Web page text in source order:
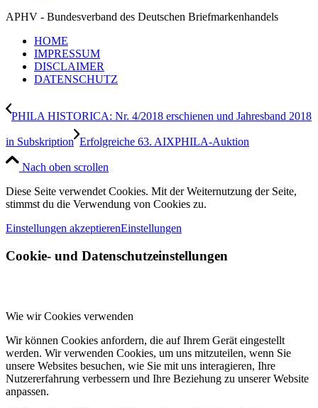
APHV - Bundesverband des Deutschen Briefmarkenhandels
HOME
IMPRESSUM
DISCLAIMER
DATENSCHUTZ
PHILA HISTORICA: Nr. 4/2018 erschienen und Jahresband 2018
in Subskription Erfolgreiche 63. AIXPHILA-Auktion
Nach oben scrollen
Diese Seite verwendet Cookies. Mit der Weiternutzung der Seite,
stimmst du die Verwendung von Cookies zu.
Einstellungen akzeptierenEinstellungen
Cookie- und Datenschutzeinstellungen
Wie wir Cookies verwenden
Wir können Cookies anfordern, die auf Ihrem Gerät eingestellt
werden. Wir verwenden Cookies, um uns mitzuteilen, wenn Sie
unsere Websites besuchen, wie Sie mit uns interagieren, Ihre
Nutzererfahrung verbessern und Ihre Beziehung zu unserer Website
anpassen.